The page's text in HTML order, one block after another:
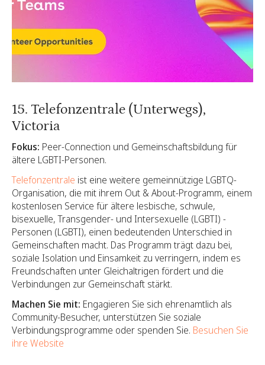
15. Telefonzentrale (Unterwegs),
Victoria
Fokus: Peer-Connection und Gemeinschaftsbildung für
ältere LGBTI-Personen.
Telefonzentrale ist eine weitere gemeinnützige LGBTQ-
Organisation, die mit ihrem Out & About-Programm, einem
kostenlosen Service für ältere lesbische, schwule,
bisexuelle, Transgender- und Intersexuelle (LGBTI) -
Personen (LGBTI), einen bedeutenden Unterschied in
Gemeinschaften macht. Das Programm trägt dazu bei,
soziale Isolation und Einsamkeit zu verringern, indem es
Freundschaften unter Gleichaltrigen fördert und die
Verbindungen zur Gemeinschaft stärkt.
Machen Sie mit: Engagieren Sie sich ehrenamtlich als
Community-Besucher, unterstützen Sie soziale
Verbindungsprogramme oder spenden Sie. Besuchen Sie
ihre Website